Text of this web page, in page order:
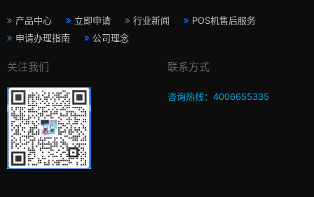
产品中心 立即申请 行业新闻
POS机售后服务
申请办理指南
公司理念
关注我们 联系方式
咨询热线：4006655335